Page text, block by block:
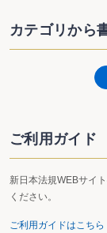
カテゴリから
ご利用ガイド
新日本法規WEBサイ
ください。
ご利用ガイドはこちら